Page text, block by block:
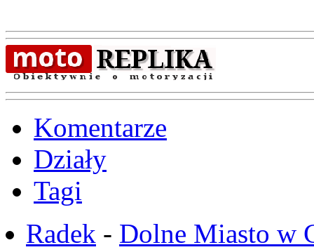
Komentarze
Działy
Tagi
Radek - Dolne Miasto w